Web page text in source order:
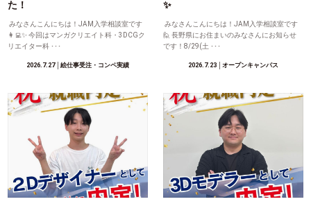
た！
みなさんこんにちは！JAM入学相談室です
👩‍💻✨ 今回はマンガクリエイト科・3DCGク
リエイター科 ･･･
2026.7.27│絵仕事受注・コンペ実績
✨
みなさんこんにちは！JAM入学相談室です
🙋 長野県にお住まいのみなさんにお知らせ
です！8/29(土 ･･･
2026.7.23 │オープンキャンパス